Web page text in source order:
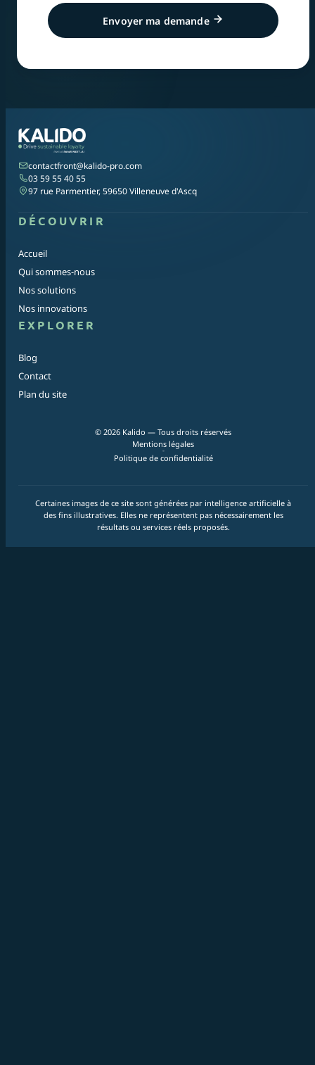
Envoyer ma demande
contactfront@kalido-pro.com
03 59 55 40 55
97 rue Parmentier, 59650 Villeneuve d'Ascq
DÉCOUVRIR
Accueil
Qui sommes-nous
Nos solutions
Nos innovations
EXPLORER
Blog
Contact
Plan du site
© 2026 Kalido — Tous droits réservés
Mentions légales
Politique de confidentialité
Certaines images de ce site sont générées par intelligence artificielle à
des fins illustratives. Elles ne représentent pas nécessairement les
résultats ou services réels proposés.